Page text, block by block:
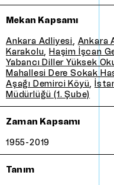
Mekan Kapsamı
Ankara Adliyesi, Ankara
Karakolu, Haşim İşcan
Yabancı Diller Yüksek
Mahallesi Dere Sokak
Aşağı Demirci Köyü,
Müdürlüğü (1. Şube)
Zaman Kapsamı
1955-2019
Tanım